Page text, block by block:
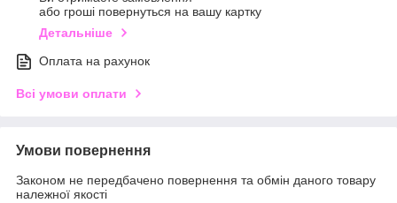
або гроші повернуться на вашу картку
Детальніше
Оплата на рахунок
Всі умови оплати
Умови повернення
Законом не передбачено повернення та обмін даного товару
належної якості